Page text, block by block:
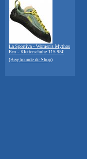
La Sportiva - Women's Mythos
Eco - Kletterschuhe 115.95€
(Bergfreunde.de Shop)